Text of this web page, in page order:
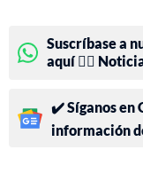
Suscríbase a
aquí 👉🏻
✔️ Síganos en
información